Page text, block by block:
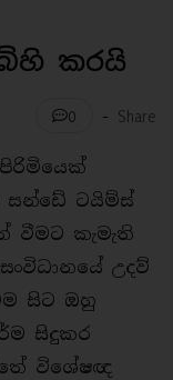
කරයි
0 - Share
සන්ඩේ ටයිම්ස්
වීමට කැමැති
උදව්
සිට ඔහු
සිදුකර
විශේෂඥ